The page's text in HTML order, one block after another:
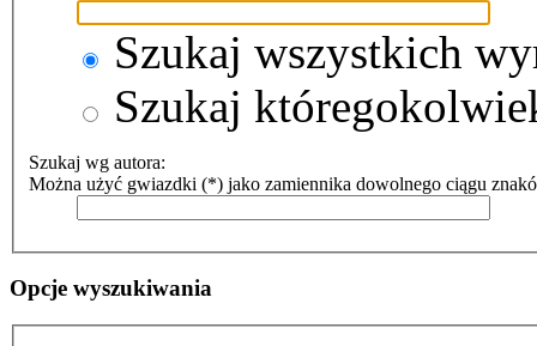
Szukaj wszystkich
Szukaj
Szukaj wg autora:
Można użyć gwiazdki (*) jako zamiennika dowolnego ciągu
Opcje wyszukiwania